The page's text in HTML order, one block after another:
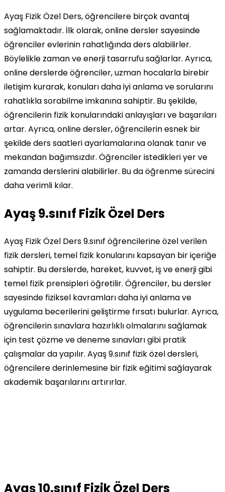
Ayaş Fizik Özel Ders, öğrencilere birçok avantaj
sağlamaktadır. İlk olarak, online dersler sayesinde
öğrenciler evlerinin rahatlığında ders alabilirler.
Böylelikle zaman ve enerji tasarrufu sağlarlar. Ayrıca,
online derslerde öğrenciler, uzman hocalarla birebir
iletişim kurarak, konuları daha iyi anlama ve sorularını
rahatlıkla sorabilme imkanına sahiptir. Bu şekilde,
öğrencilerin fizik konularındaki anlayışları ve başarıları
artar. Ayrıca, online dersler, öğrencilerin esnek bir
şekilde ders saatleri ayarlamalarına olanak tanır ve
mekandan bağımsızdır. Öğrenciler istedikleri yer ve
zamanda derslerini alabilirler. Bu da öğrenme sürecini
daha verimli kılar.
Ayaş 9.sınıf Fizik Özel Ders
Ayaş Fizik Özel Ders 9.sınıf öğrencilerine özel verilen
fizik dersleri, temel fizik konularını kapsayan bir içeriğe
sahiptir. Bu derslerde, hareket, kuvvet, iş ve enerji gibi
temel fizik prensipleri öğretilir. Öğrenciler, bu dersler
sayesinde fiziksel kavramları daha iyi anlama ve
uygulama becerilerini geliştirme fırsatı bulurlar. Ayrıca,
öğrencilerin sınavlara hazırlıklı olmalarını sağlamak
için test çözme ve deneme sınavları gibi pratik
çalışmalar da yapılır. Ayaş 9.sınıf fizik özel dersleri,
öğrencilere derinlemesine bir fizik eğitimi sağlayarak
akademik başarılarını artırırlar.
Ayaş 10.sınıf Fizik Özel Ders